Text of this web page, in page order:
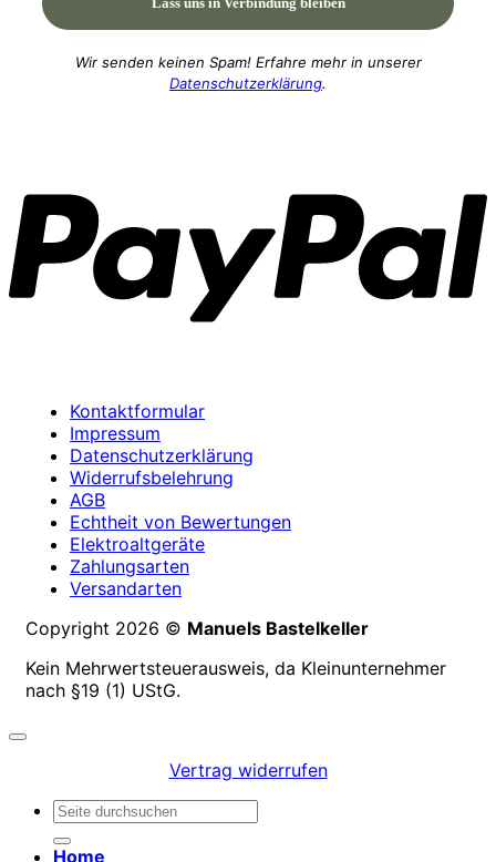
Wir senden keinen Spam! Erfahre mehr in unserer
Datenschutzerklärung.
Kontaktformular
Impressum
Datenschutzerklärung
Widerrufsbelehrung
AGB
Echtheit von Bewertungen
Elektroaltgeräte
Zahlungsarten
Versandarten
Copyright 2026 © Manuels Bastelkeller
Kein Mehrwertsteuerausweis, da Kleinunternehmer
nach §19 (1) UStG.
Vertrag widerrufen
Suchen
Home